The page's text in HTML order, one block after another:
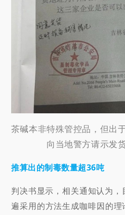
茶碱本非特殊管控品，但出
向当地警方请示发
推算出的制毒数量超36吨
判决书显示，相关通知认为
遍采用的方法生成咖啡因的